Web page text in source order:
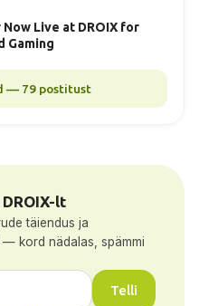
Live at DROIX for
Gaming
— 79 postitust
lt
täiendus ja
kord nädalas, spämmi
Telli